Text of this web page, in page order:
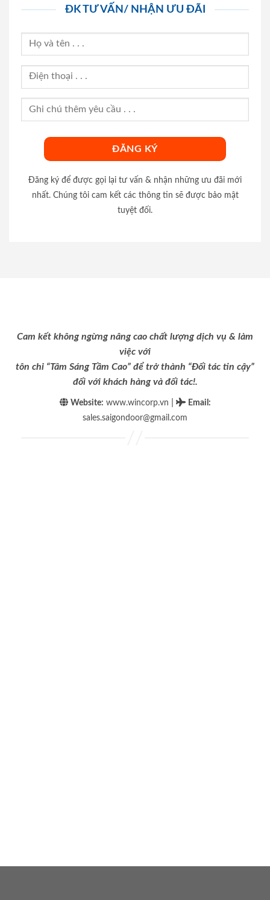
ĐK TƯ VẤN/ NHẬN ƯU ĐÃI
Đăng ký để được gọi lại tư vấn & nhận những ưu đãi mới
nhất. Chúng tôi cam kết các thông tin sẽ được bảo mật
tuyệt đối.
Cam kết không ngừng nâng cao chất lượng dịch vụ & làm
việc với
tôn chỉ “Tâm Sáng Tầm Cao” để trở thành “Đối tác tin cậy”
đối với khách hàng và đối tác!.
Website: www.wincorp.vn Email :
sales.saigondoor@gmail.com